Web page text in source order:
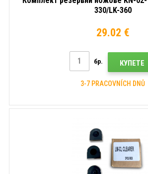
330/LK-360
29.02 €
бр. КУПЕТЕ
3-7 PRACOVNÍCH DNŮ